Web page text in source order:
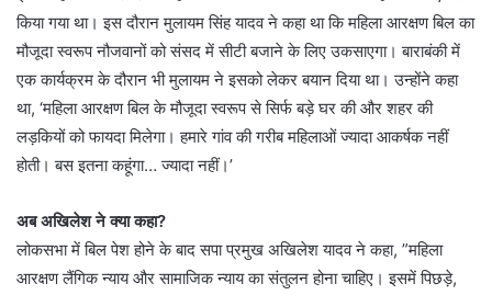
किया गया था। इस दौरान मुलायम सिंह यादव ने कहा था क‍ि महिला आरक्षण बिल का
मौजूदा स्वरूप नौजवानों को संसद में सीटी बजाने के लिए उकसाएगा। बाराबंकी में
एक कार्यक्रम के दौरान भी मुलायम ने इसको लेकर बयान द‍िया था। उन्‍होंने कहा
था, ‘महिला आरक्षण बिल के मौजूदा स्वरूप से सिर्फ बड़े घर की और शहर की
लड़कियों को फायदा मिलेगा। हमारे गांव की गरीब महिलाओं ज्यादा आकर्षक नहीं
होती। बस इतना कहूंगा… ज्यादा नहीं।’
अब अखि‍लेश ने क्‍या कहा?
लोकसभा में ब‍िल पेश होने के बाद सपा प्रमुख अखि‍लेश यादव ने कहा, ”महिला
आरक्षण लैंगिक न्याय और सामाजिक न्याय का संतुलन होना चाहिए। इसमें पिछड़े,